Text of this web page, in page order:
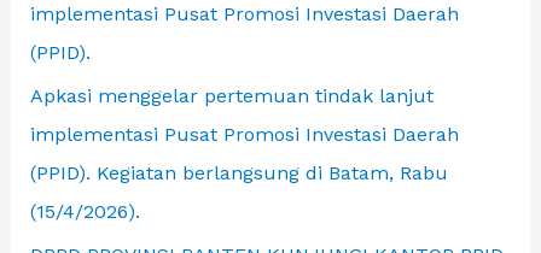
:implementasi Pusat Promosi Investasi Daerah
(PPID).
Apkasi menggelar pertemuan tindak lanjut
implementasi Pusat Promosi Investasi Daerah
(PPID). Kegiatan berlangsung di Batam, Rabu
(15/4/2026).